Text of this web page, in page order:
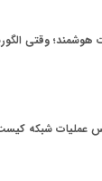
هوشمند؛ وقتی
عملیات شبکه